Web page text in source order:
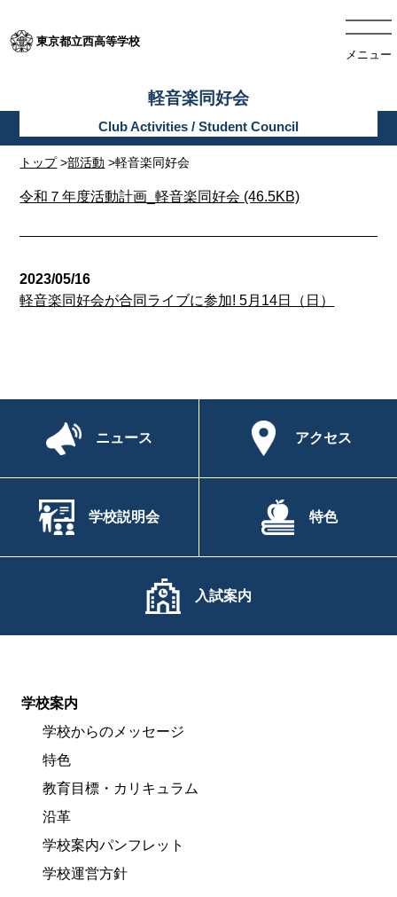
東京都立西高等学校
メニュー
トップ>部活動 >軽音楽同好会
軽音楽同好会
令和７年度活動計画_軽音楽同好会 (46.5KB)
2023/05/16
軽音楽同好会が合同ライブに参加! 5月14日（日）
ニュース アクセス
学校説明会 特色
入試案内
学校案内
学校からのメッセージ
特色
教育目標・カリキュラム
沿革
学校案内パンフレット
学校運営方針